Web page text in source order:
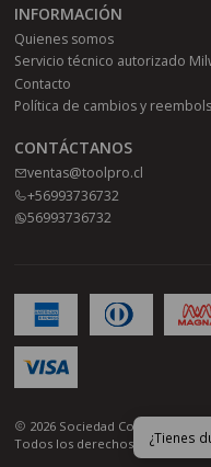
INFORMACIÓN
Quienes somos
Servicio técnico autorizado
Contacto
Política de cambios y
CONTÁCTANOS
ventas@toolpro.cl
+56993736732
56993736732
2026 Sociedad Comercial
Todos los derechos reservados.
¿Tienes